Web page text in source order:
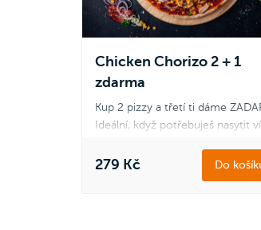
Šunka & salám, Veggie a Quattro
Stagioni.
Chicken Chorizo 2 + 1
zdarma
Kup 2 pizzy a třetí ti dáme
Ideální, když potřebuješ nasytit
přáteli. Pizzy mezi sebou klidně
kombinuj podle svého gusta.
279 Kč Do